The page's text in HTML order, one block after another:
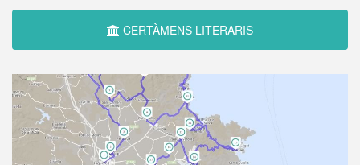
CERTÀMENS LITERARIS